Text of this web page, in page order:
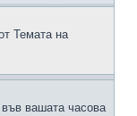
Темата на
вашата часова